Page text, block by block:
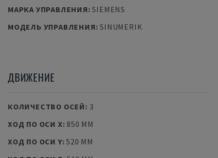
МАРКА УПРАВЛЕНИЯ:SIEMENS
МОДЕЛЬ УПРАВЛЕНИЯ:SINUMERIK
ДВИЖЕНИЕ
КОЛИЧЕСТВО ОСЕЙ: 3
ХОД ПО ОСИ X: 850 MM
ХОД ПО ОСИ Y:520 MM